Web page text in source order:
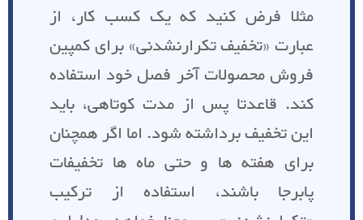
مثلا فرض کنید که یک کسب کار، از
عبارت «تخفیف تکرارنشدنی» برای کمپین
فروش محصولات آخر فصل خود استفاده
کند. قاعدتا پس از مدت کوتاهی، باید
این تخفیف برداشته شود. اما اگر همچنان
برای هفته ها و حتی ماه ها تخفیفات
پابرجا باشند، استفاده از ترکیب